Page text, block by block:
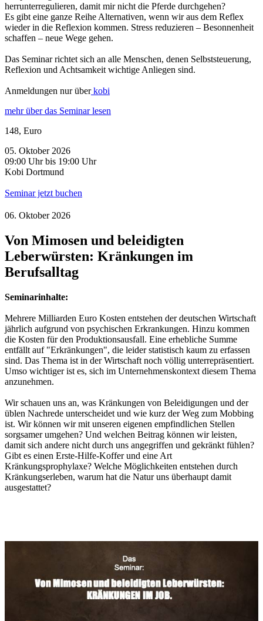
herrunterregulieren, damit mir nicht die Pferde durchgehen?
Es gibt eine ganze Reihe Alternativen, wenn wir aus dem Reflex
wieder in die Reflexion kommen. Stress reduzieren – Besonnenheit
schaffen – neue Wege gehen.
Das Seminar richtet sich an alle Menschen, denen Selbststeuerung,
Reflexion und Achtsamkeit wichtige Anliegen sind.
Anmeldungen nur überkobi
mehr über das Seminar lesen
148, Euro
05. Oktober 2026
09:00 Uhr bis 19:00 Uhr
Kobi Dortmund
Seminar jetzt buchen
06. Oktober 2026
Von Mimosen und beleidigten
Leberwürsten: Kränkungen im
Berufsalltag
Seminarinhalte:
Mehrere Milliarden Euro Kosten entstehen der deutschen Wirtschaft
jährlich aufgrund von psychischen Erkrankungen. Hinzu kommen
die Kosten für den Produktionsausfall. Eine erhebliche Summe
entfällt auf "Erkränkungen", die leider statistisch kaum zu erfassen
sind. Das Thema ist in der Wirtschaft noch völlig unterrepräsentiert.
Umso wichtiger ist es, sich im Unternehmenskontext diesem Thema
anzunehmen.
Wir schauen uns an, was Kränkungen von Beleidigungen und der
üblen Nachrede unterscheidet und wie kurz der Weg zum Mobbing
ist. Wir können wir mit unseren eigenen empfindlichen Stellen
sorgsamer umgehen? Und welchen Beitrag können wir leisten,
damit sich andere nicht durch uns angegriffen und gekränkt fühlen?
Gibt es einen Erste-Hilfe-Koffer und eine Art
Kränkungsprophylaxe? Welche Möglichkeiten entstehen durch
Kränkungserleben, warum hat die Natur uns überhaupt damit
ausgestattet?